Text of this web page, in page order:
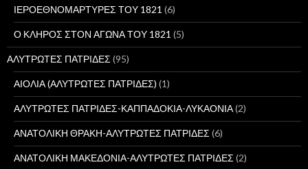
ΙΕΡΟΕΘΝΟΜΑΡΤΥΡΕΣ ΤΟΥ 1821 (6)
Ο ΚΛΗΡΟΣ ΣΤΟΝ ΑΓΩΝΑ ΤΟΥ 1821 (5)
ΑΛΥΤΡΩΤΕΣ ΠΑΤΡΙΔΕΣ (95)
ΑΙΟΛΙΑ (ΑΛΥΤΡΩΤΕΣ ΠΑΤΡΙΔΕΣ) (1)
ΑΛΥΤΡΩΤΕΣ ΠΑΤΡΙΔΕΣ-ΚΑΠΠΑΔΟΚΙΑ-ΛΥΚΑΟΝΙΑ(2)
ΑΝΑΤΟΛΙΚΗ ΘΡΑΚΗ-ΑΛΥΤΡΩΤΕΣ ΠΑΤΡΙΔΕΣ (6)
ΑΝΑΤΟΛΙΚΗ ΜΑΚΕΔΟΝΙΑ-ΑΛΥΤΡΩΤΕΣ ΠΑΤΡΙΔΕΣ (2)